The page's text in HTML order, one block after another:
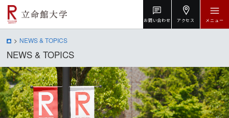
お問い合わせ アクセス メニュー
NEWS & TOPICS
NEWS & TOPICS